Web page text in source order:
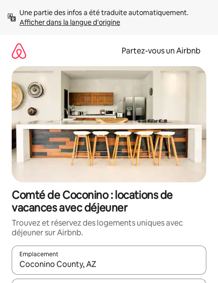
directement
Afficher dans la langue d'origine
Partez-vous un Airbnb
Comté de Coconino : locations de
vacances avec déjeuner
Trouvez et réservez des logements uniques avec
déjeuner sur Airbnb.
Emplacement
Quand les résultats sont affichés, parcourez-les en utilisant